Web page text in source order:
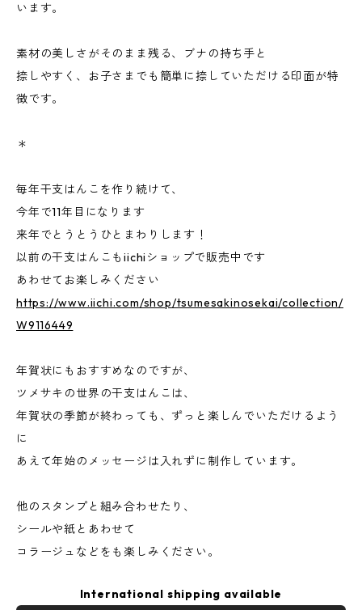
います。
素材の美しさがそのまま残る、ブナの持ち手と
捺しやすく、お子さまでも簡単に捺していただける印面が特
徴です。
＊
毎年干支はんこを作り続けて、
今年で11年目になります
来年でとうとうひとまわりします！
以前の干支はんこもiichiショップで販売中です
あわせてお楽しみください
https://www.iichi.com/shop/tsumesakinosekai/collection/
W9116449
年賀状にもおすすめなのですが、
ツメサキの世界の干支はんこは、
年賀状の季節が終わっても、ずっと楽しんでいただけるよう
に
あえて年始のメッセージは入れずに制作しています。
他のスタンプと組み合わせたり、
シールや紙とあわせて
コラージュなどをも楽しみください。
International shipping available